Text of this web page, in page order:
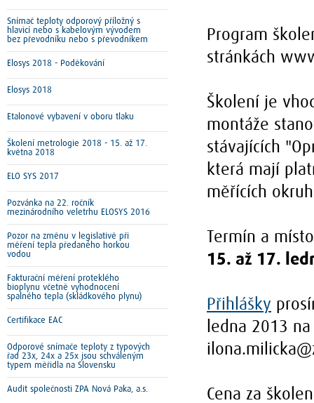
Program
stránkách
Školení je
montáže
stávajících
která mají
měřících
Termín a
15. až 17.
Přihlášky
ledna 2013
Cena za
Snímač teploty odporový příložný s
hlavicí nebo s kabelovým vývodem
bez převodníku nebo s převodníkem
Elosys 2018 - Poděkování
Elosys 2018
Etalonové vybavení v oboru tlaku
Školení metrologie 2018 - 15. až 17.
května 2018
ELO SYS 2017
Pozvánka na 22. ročník
mezinárodního veletrhu ELOSYS 2016
Pozor na změnu v legislativě při
měření tepla předaného horkou
vodou
Fakturační měření proteklého
bioplynu včetně vyhodnocení
spalného tepla (skládkového plynu)
Certifikace EAC
Odporové snímače teploty z typových
řad 23x, 24x a 25x jsou schváleným
typem měřidla na Slovensku
Audit společnosti ZPA Nová Paka, a.s.